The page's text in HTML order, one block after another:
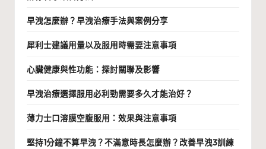
早洩怎麼辦？早洩治療手法與案例分享
犀利士建議用量以及服用時需要注意事項
心臟健康與性功能：探討關聯及影響
早洩治療選擇服用必利勁需要多久才能治好？
薄力士口溶膜空腹服用：效果與注意事項
堅持1分鐘不算早洩？不滿意時長怎麼辦？改善早洩3訓練